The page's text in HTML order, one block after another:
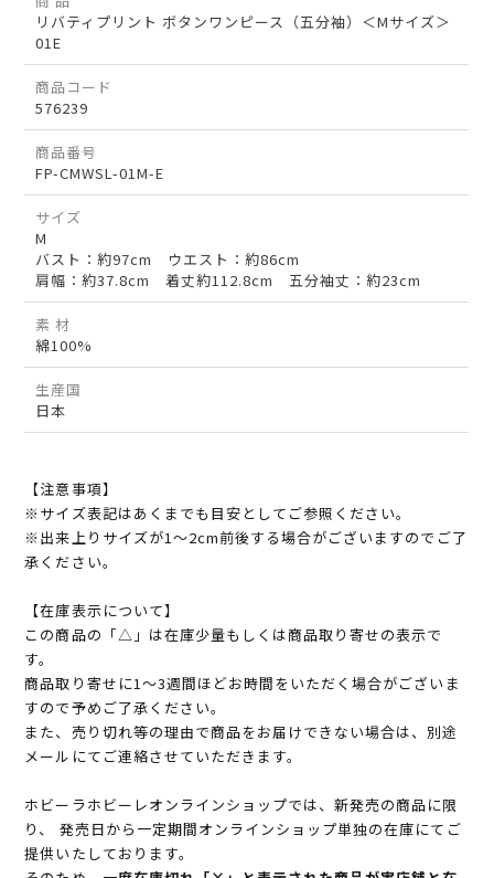
リバティプリント ボタンワンピース（五分袖）＜Mサイズ＞
01E
商品コード
576239
商品番号
FP-CMWSL-01M-E
サイズ
M
バスト：約97cm ウエスト：約86cm
肩幅：約37.8cm 着丈約112.8cm 五分袖丈：約23cm
素 材
綿100%
生産国
日本
【注意事項】
※サイズ表記はあくまでも目安としてご参照ください。
※出来上りサイズが1～2cm前後する場合がございますのでご了
承ください。
【在庫表示について】
この商品の「△」は在庫少量もしくは商品取り寄せの表示で
す。
商品取り寄せに1～3週間ほどお時間をいただく場合がございま
すので予めご了承ください。
また、売り切れ等の理由で商品をお届けできない場合は、別途
メールにてご連絡させていただきます。
ホビーラホビーレオンラインショップでは、新発売の商品に限
り、 発売日から一定期間オンラインショップ単独の在庫にてご
提供いたしております。